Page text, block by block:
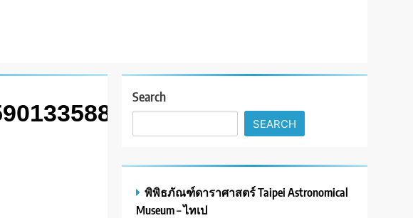
Search
SEARCH
พิพิธภัณฑ์ดาราศาสตร์ Taipei Astronomical
Museum – ไทเป